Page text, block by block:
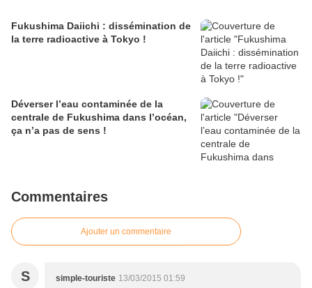
Fukushima Daiichi : dissémination de
la terre radioactive à Tokyo !
Déverser l’eau contaminée de la
centrale de Fukushima dans l’océan,
ça n’a pas de sens !
Commentaires
Ajouter un commentaire
S simple-touriste 13/03/2015 01:59